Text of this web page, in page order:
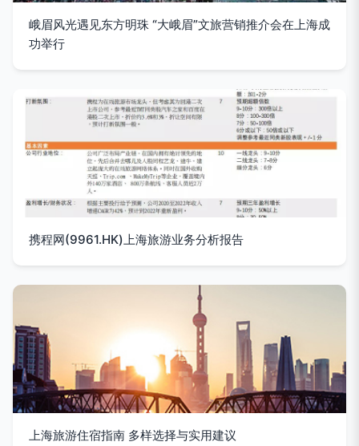
峨眉风光遇见东方明珠 “大峨眉”文旅营销推介会在上海成
功举行
携程网(9961.HK)上海旅游业务分析报告
上海旅游住宿指南 多样选择与实用建议